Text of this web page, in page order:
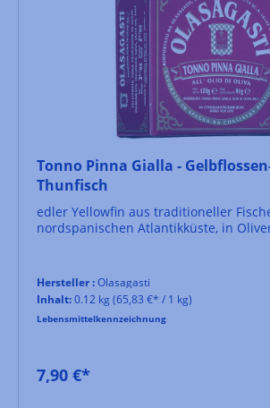
Tonno Pinna Gialla -
Thunfisch
edler Yellowfin aus traditioneller
nordspanischen Atlantikküste, in
Hersteller :Olasagasti
Inhalt:0.12 kg (65,83 €* / 1 kg)
Lebensmittelkennzeichnung
7,90 €*